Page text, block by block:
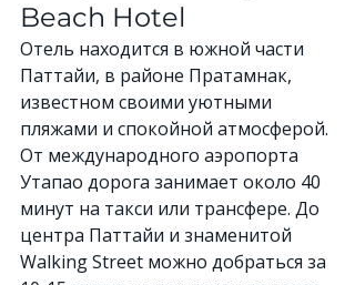
Beach Hotel
Отель находится в южной части
Паттайи, в районе Пратамнак,
известном своими уютными
пляжами и спокойной атмосферой.
От международного аэропорта
Утапао дорога занимает около 40
минут на такси или трансфере. До
центра Паттайи и знаменитой
Walking Street можно добраться за